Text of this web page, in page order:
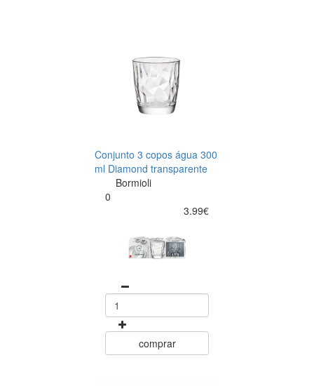
Conjunto 3 copos água 300
ml Diamond transparente
Bormioli
0
3.99€
comprar